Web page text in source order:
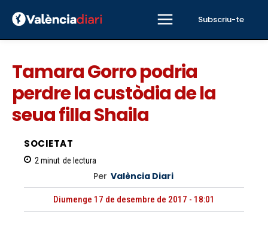
Subscriu-te
Tamara Gorro podria
perdre la custòdia de la
seua filla Shaila
SOCIETAT
2 minut de lectura
Per València Diari
Diumenge 17 de desembre de 2017 - 18:01